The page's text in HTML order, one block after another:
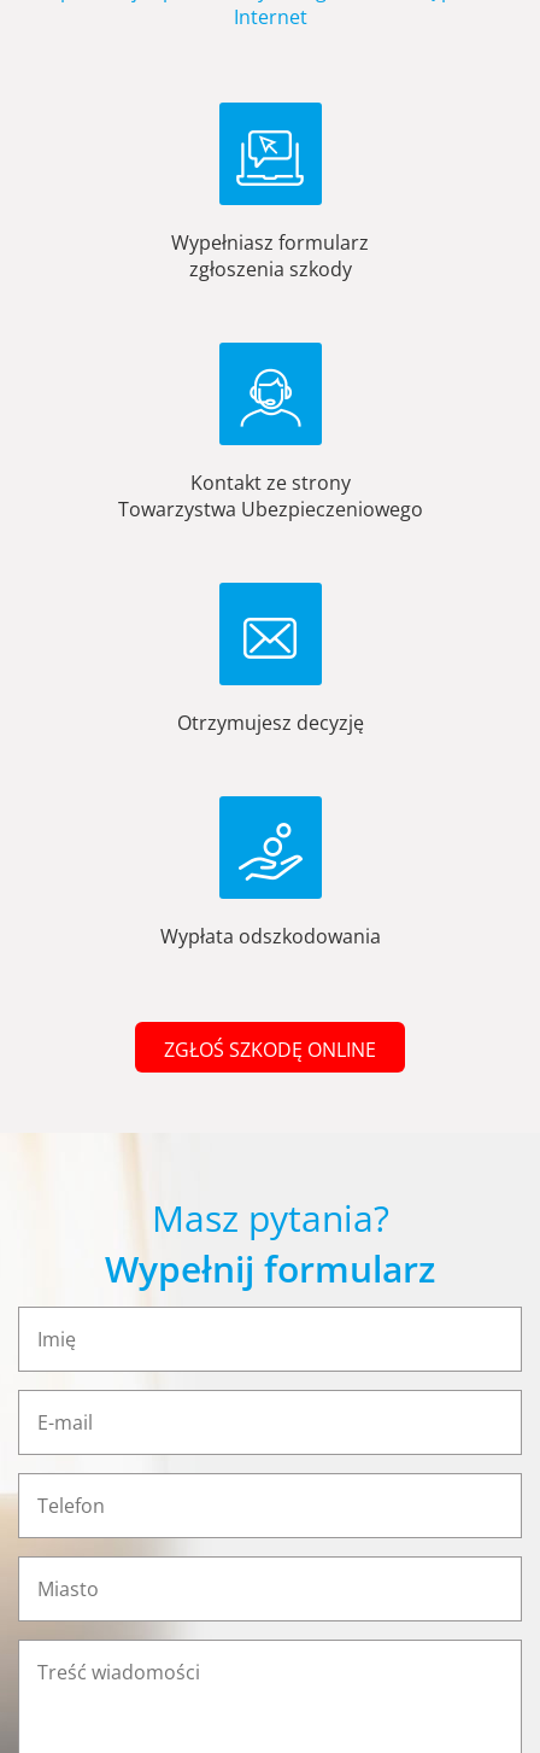
Internet
Wypełniasz formularz
zgłoszenia szkody
Kontakt ze strony
Towarzystwa Ubezpieczeniowego
Otrzymujesz decyzję
Wypłata odszkodowania
ZGŁOŚ SZKODĘ ONLINE
Masz pytania?
Wypełnij formularz